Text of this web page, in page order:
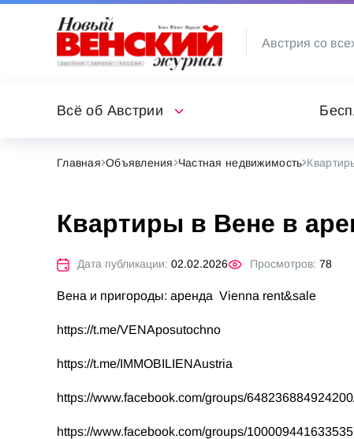
Австрия со
Всё об Австрии
Главная Объявления Частная недвижимость
Квартиры в Вене в
Дата публикации: 02.02.2026 Просмотров: 78
Вена и пригороды: аренда Vienna rent&sale
https://t.me/VENAposutochno
https://t.me/IMMOBILIENAustria
https://www.facebook.com/groups/
https://www.facebook.com/groups/